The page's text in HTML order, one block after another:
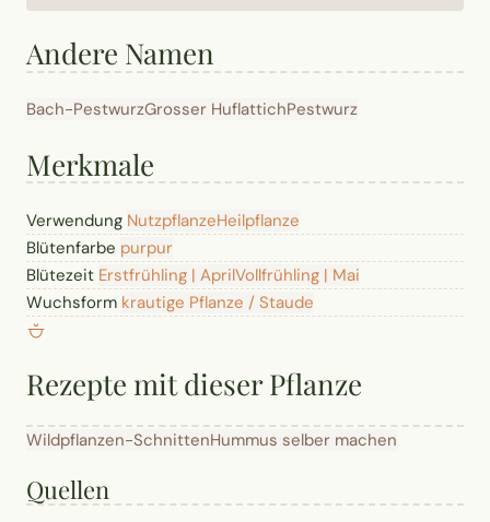
Andere Namen
Bach-PestwurzGrosser HuflattichPestwurz
Merkmale
Verwendung NutzpflanzeHeilpflanze
Blütenfarbe purpur
Blütezeit Erstfrühling | AprilVollfrühling | Mai
Wuchsform krautige Pflanze / Staude
Rezepte mit dieser Pflanze
Wildpflanzen-SchnittenHummus selber machen
Quellen